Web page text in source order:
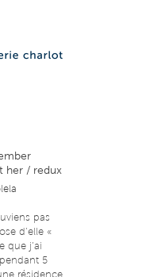
her / redux
pas
d’elle «
que j’ai
5